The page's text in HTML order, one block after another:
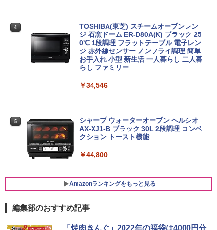
￥3,396
新潟ケンベイ【精米】新潟県産にじのき
容量 4リットル
￥4,274
白州 Story of the Distillery 2026 化粧箱
￥19,860
らに塩分控えめ 78g×12個
￥3,248
ょうゆ 高たんぱく&低糖質 さらに塩分控
4
TOSHIBA(東芝) スチームオーブンレン
ジ 石窯ドーム ER-D80A(K) ブラック 25
0℃ 1段調理 フラットテーブル 電子レン
ジ 赤外線センサー ノンフライ調理 簡単
お手入れ 小型 新生活 一人暮らし 二人暮
らし ファミリー
￥34,546
5
シャープ ウォーターオーブン ヘルシオ
AX-XJ1-B ブラック 30L 2段調理 コンベ
クション トースト機能
￥44,800
Amazonランキングをもっと見る
編集部のおすすめ記事
「焼肉きんぐ」2022年の福袋は4000円分